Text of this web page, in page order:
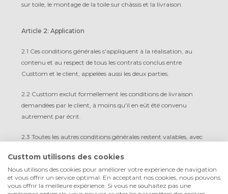
sur toile, le montage de la toile sur châssis et la livraison.
Article 2: Application
2.1 Ces conditions générales s'appliquent à la réalisation, au
contenu et au respect de tous les contrats conclus entre
Custtom et le client, appelées aussi les deux parties.
2.2 Custtom exclut formellement les conditions de livraison
demandées par le client, à moins qu'il en eût été convenu
autrement par écrit.
2.3 Toutes les autres conditions générales restent valables, avec
2.4 Le client accepte ces conditions générales lorsqu'il passe
commande et a pris connaissance de leur contenu, sous réserve
que Custtom en ait correctement informé le client.
Custtom utilisons des cookies
Nous utilisons des cookies pour améliorer votre expérience de navigation
et vous offrir un service optimal. En acceptant nos cookies, nous pouvons
vous offrir la meilleure expérience. Si vous ne souhaitez pas une